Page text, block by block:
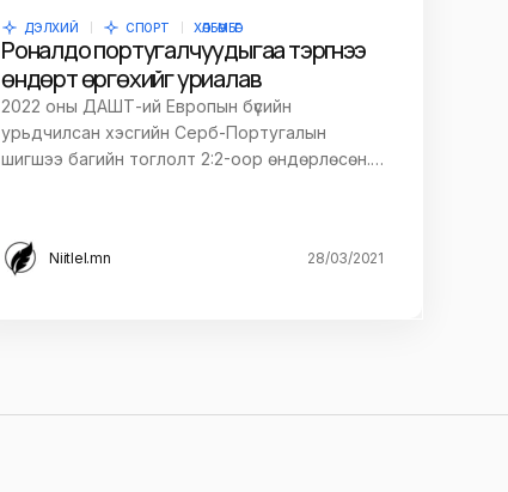
ДЭЛХИЙ СПОРТ ХӨЛБӨМБӨГ
Роналдо португалчуудыгаа тэргүүнээ
өндөрт өргөхийг уриалав
2022 оны ДАШТ-ий Европын бүсийн
урьдчилсан хэсгийн Серб-Португалын
шигшээ багийн тоглолт 2:2-оор өндөрлөсөн.…
Niitlel.mn 28/03/2021